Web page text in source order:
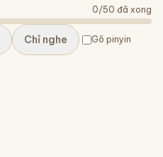
0/50 đã xong
Chỉ nghe Gõ pinyin